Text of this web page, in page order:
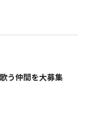
う仲間を大募集